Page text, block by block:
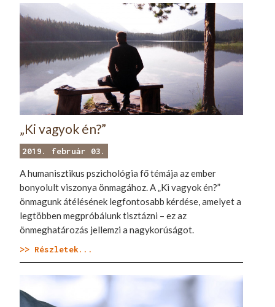
„Ki vagyok én?”
2019. február 03.
A humanisztikus pszichológia fő témája az ember
bonyolult viszonya önmagához. A „Ki vagyok én?”
önmagunk átélésének legfontosabb kérdése, amelyet a
legtöbben megpróbálunk tisztázni – ez az
önmeghatározás jellemzi a nagykorúságot.
>> Részletek...